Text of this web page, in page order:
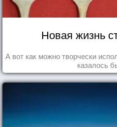
Новая жизнь
А вот как можно творчески
казалось